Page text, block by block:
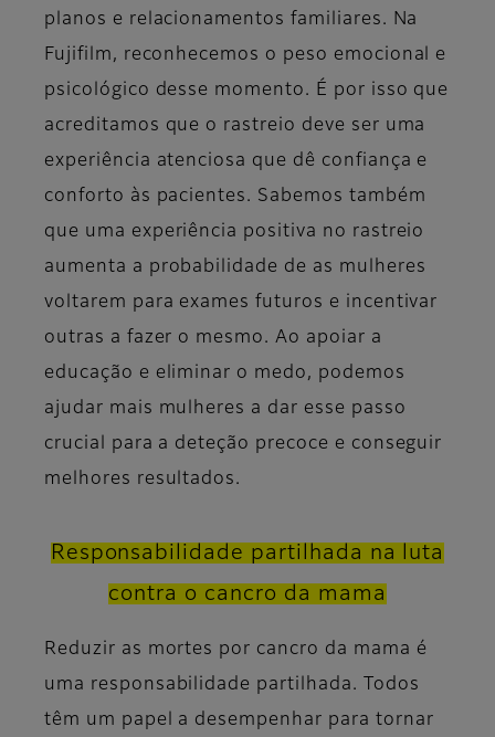
planos e relacionamentos familiares. Na
Fujifilm, reconhecemos o peso emocional e
psicológico desse momento. É por isso que
acreditamos que o rastreio deve ser uma
experiência atenciosa que dê confiança e
conforto às pacientes. Sabemos também
que uma experiência positiva no rastreio
aumenta a probabilidade de as mulheres
voltarem para exames futuros e incentivar
outras a fazer o mesmo. Ao apoiar a
educação e eliminar o medo, podemos
ajudar mais mulheres a dar esse passo
crucial para a deteção precoce e conseguir
melhores resultados.
Responsabilidade partilhada na luta
contra o cancro da mama
Reduzir as mortes por cancro da mama é
uma responsabilidade partilhada. Todos
têm um papel a desempenhar para tornar